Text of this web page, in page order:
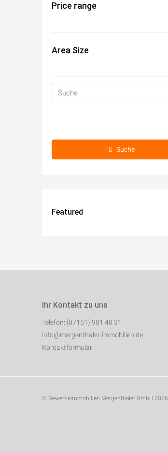
Price range
Area Size
Suche
Featured
Ihr Kontakt zu uns
Telefon: (07151) 981 48 31
info@mergenthaler-immobilien.de
Kontaktformular
© Gewerbeimmobilien Mergenthaler GmbH 2026